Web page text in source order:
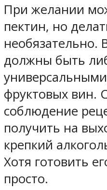
При желании
пектин, но
должны быть
фруктовых вин.
соблюдение
получить на
крепкий
Хотя готовить
просто.